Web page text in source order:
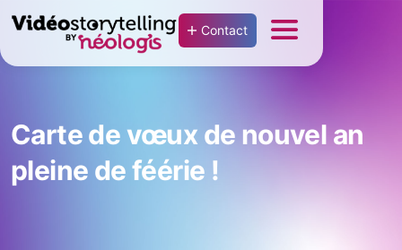
Contact
Carte de vœux de nouvel an
pleine de féérie !